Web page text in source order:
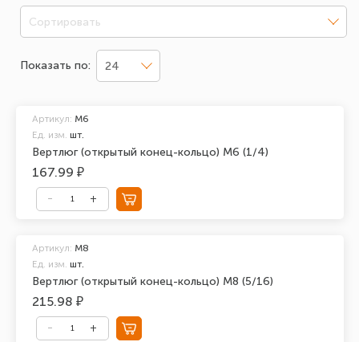
Сортировать
Показать по: 24
Вертлюг (открытый конец-кольцо) М6 (1/4)
Артикул: М6
Ед. изм. шт.
167.99 ₽
Вертлюг (открытый конец-кольцо) М8 (5/16)
Артикул: М8
Ед. изм. шт.
215.98 ₽